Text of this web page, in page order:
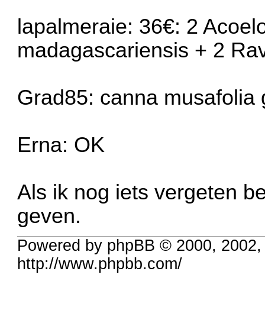
lapalmeraie: 36€: 2
madagascariensis + 2
Grad85: canna musafolia
Erna: OK
Als ik nog iets vergeten
geven.
Powered by phpBB © 2000,
http://www.phpbb.com/